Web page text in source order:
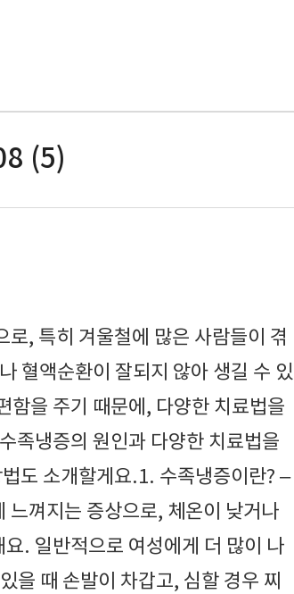
(5)
, 특히 겨울철에 많은 사람들이 겪
혈액순환이 잘되지 않아 생길 수 있
함을 주기 때문에, 다양한 치료법을
족냉증의 원인과 다양한 치료법을
도 소개할게요.1. 수족냉증이란? –
느껴지는 증상으로, 체온이 낮거나
. 일반적으로 여성에게 더 많이 나
을 때 손발이 차갑고, 심할 경우 찌